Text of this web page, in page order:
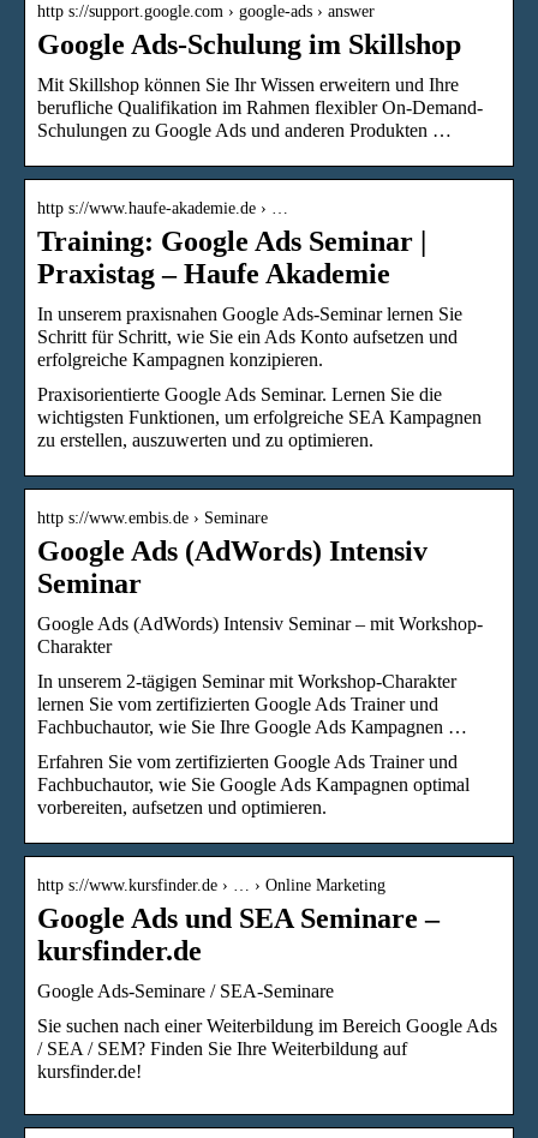
http s://support.google.com › google-ads › answer
Google Ads-Schulung im Skillshop
Mit Skillshop können Sie Ihr Wissen erweitern und Ihre
berufliche Qualifikation im Rahmen flexibler On-Demand-
Schulungen zu Google Ads und anderen Produkten …
http s://www.haufe-akademie.de › …
Training: Google Ads Seminar |
Praxistag – Haufe Akademie
In unserem praxisnahen Google Ads-Seminar lernen Sie
Schritt für Schritt, wie Sie ein Ads Konto aufsetzen und
erfolgreiche Kampagnen konzipieren.
Praxisorientierte Google Ads Seminar. Lernen Sie die
wichtigsten Funktionen, um erfolgreiche SEA Kampagnen
zu erstellen, auszuwerten und zu optimieren.
http s://www.embis.de › Seminare
Google Ads (AdWords) Intensiv
Seminar
Google Ads (AdWords) Intensiv Seminar – mit Workshop-
Charakter
In unserem 2-tägigen Seminar mit Workshop-Charakter
lernen Sie vom zertifizierten Google Ads Trainer und
Fachbuchautor, wie Sie Ihre Google Ads Kampagnen …
Erfahren Sie vom zertifizierten Google Ads Trainer und
Fachbuchautor, wie Sie Google Ads Kampagnen optimal
vorbereiten, aufsetzen und optimieren.
http s://www.kursfinder.de › … › Online Marketing
Google Ads und SEA Seminare –
kursfinder.de
Google Ads-Seminare / SEA-Seminare
Sie suchen nach einer Weiterbildung im Bereich Google Ads
/ SEA / SEM? Finden Sie Ihre Weiterbildung auf
kursfinder.de!